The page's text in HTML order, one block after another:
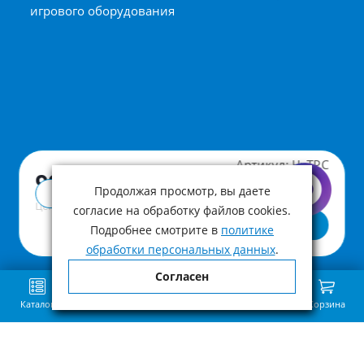
Артикул: ЧхТР.С
990 ₽
Цена с учетом НДС
В корзину
Купить в 1 клик
игрового оборудования
Каталог Корзина
Продолжая просмотр, вы даете
согласие на обработку файлов cookies.
Подробнее смотрите в политике
обработки персональных данных.
Согласен